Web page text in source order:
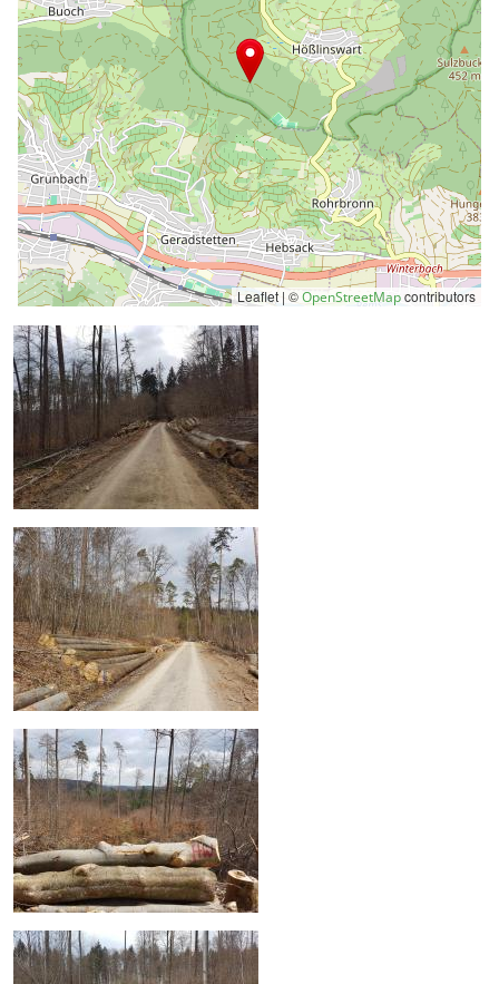
Leaflet | ©OpenStreetMapcontributors